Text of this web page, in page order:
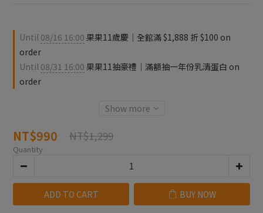
Until 08/16 16:00 果果11歲慶｜全館滿 $1,888 折 $100 on
order
Until 08/31 16:00 果果11抽豪禮｜滿額抽一年份乳清蛋白 on
order
Show more
NT$990 NT$1,299
Quantity
ADD TO CART BUY NOW